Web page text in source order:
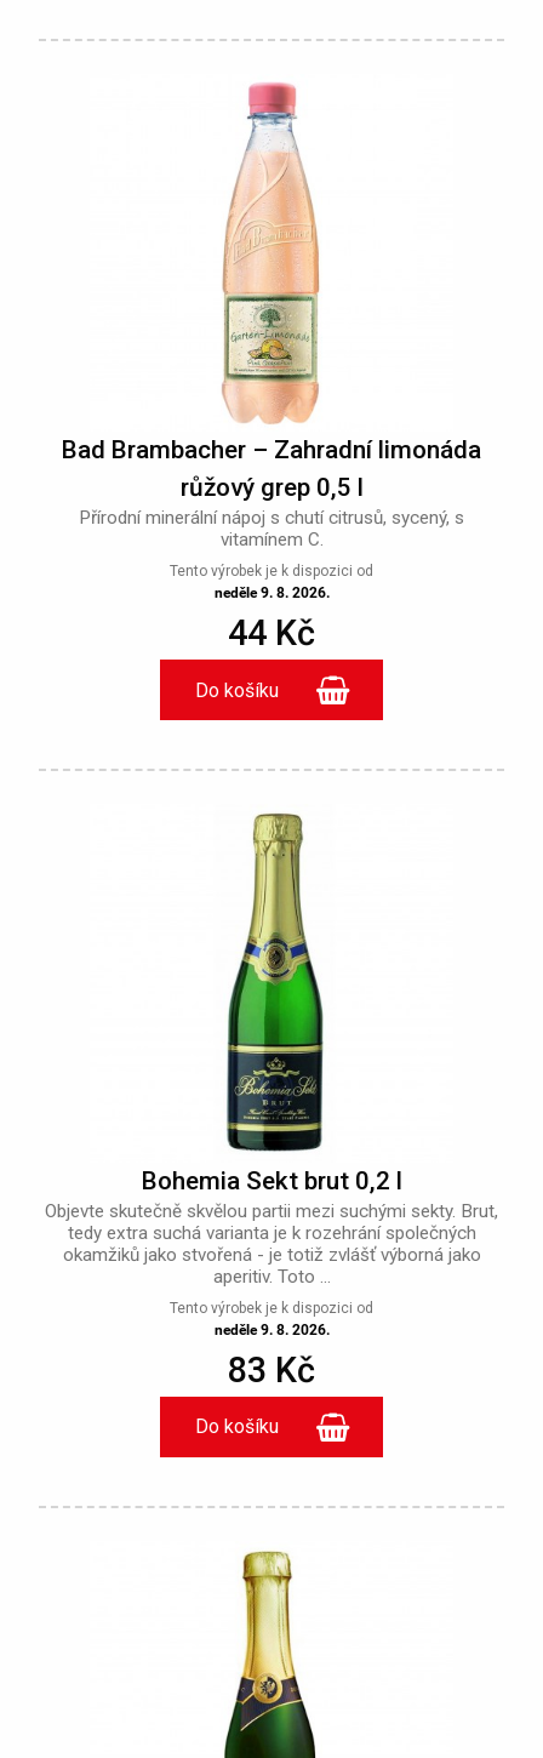
Bad Brambacher – Zahradní limonáda
růžový grep 0,5 l
Přírodní minerální nápoj s chutí citrusů, sycený, s
vitamínem C.
Tento výrobek je k dispozici od
neděle 9. 8. 2026.
44 Kč
Bohemia Sekt brut 0,2 l
Objevte skutečně skvělou partii mezi suchými sekty. Brut,
tedy extra suchá varianta je k rozehrání společných
okamžiků jako stvořená - je totiž zvlášť výborná jako
aperitiv. Toto ...
Tento výrobek je k dispozici od
neděle 9. 8. 2026.
83 Kč